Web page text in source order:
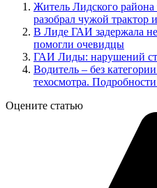
Житель Лидского района
разобрал чужой трактор
В Лиде ГАИ задержала
помогли очевидцы
ГАИ Лиды: нарушений
Водитель – без
техосмотра.
Оцените статью